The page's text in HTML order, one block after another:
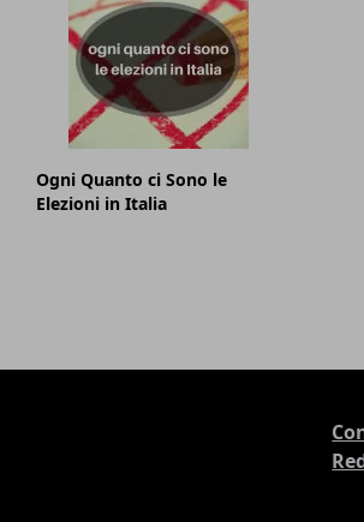
Ogni Quanto ci Sono le
Elezioni in Italia